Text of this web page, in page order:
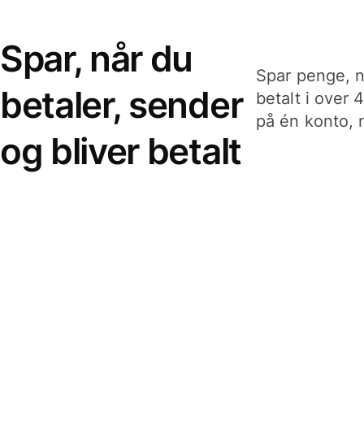
Spar, når du
betaler, sender
og bliver betalt
Spar penge,
betalt i over
på én konto,